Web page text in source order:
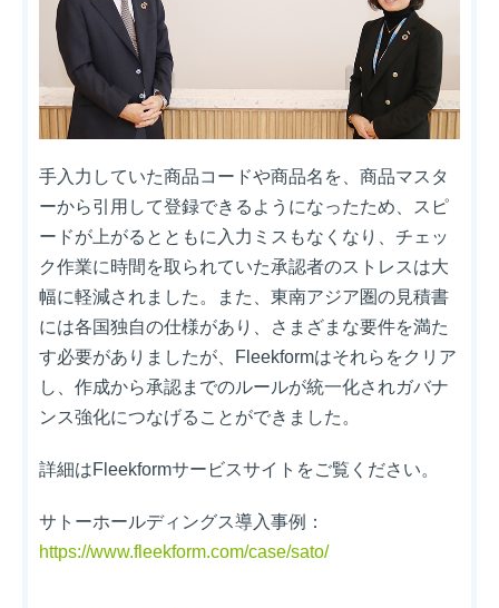
手入力していた商品コードや商品名を、商品マスタ
ーから引用して登録できるようになったため、スピ
ードが上がるとともに入力ミスもなくなり、チェッ
ク作業に時間を取られていた承認者のストレスは大
幅に軽減されました。また、東南アジア圏の見積書
には各国独自の仕様があり、さまざまな要件を満た
す必要がありましたが、Fleekformはそれらをクリア
し、作成から承認までのルールが統一化されガバナ
ンス強化につなげることができました。
詳細はFleekformサービスサイトをご覧ください。
サトーホールディングス導入事例：
https://www.fleekform.com/case/sato/